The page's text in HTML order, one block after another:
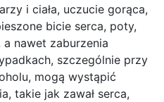
i ciała, uczucie gorąca,
bicie serca, poty,
nawet zaburzenia
szczególnie przy
mogą wystąpić
takie jak zawał serca,